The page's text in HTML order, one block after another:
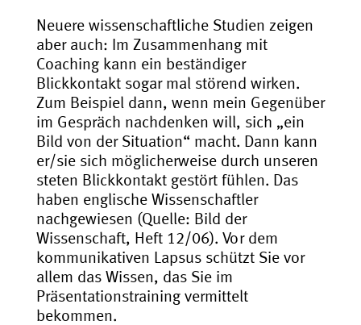
Neuere wissenschaftliche Studien zeigen
aber auch: Im Zusammenhang mit
Coaching kann ein beständiger
Blickkontakt sogar mal störend wirken.
Zum Beispiel dann, wenn mein Gegenüber
im Gespräch nachdenken will, sich „ein
Bild von der Situation“ macht. Dann kann
er/sie sich möglicherweise durch unseren
steten Blickkontakt gestört fühlen. Das
haben englische Wissenschaftler
nachgewiesen (Quelle: Bild der
Wissenschaft, Heft 12/06). Vor dem
kommunikativen Lapsus schützt Sie vor
allem das Wissen, das Sie im
Präsentationstraining vermittelt
bekommen.